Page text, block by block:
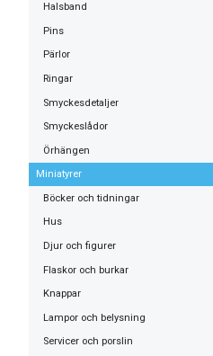
Halsband
Pins
Pärlor
Ringar
Smyckesdetaljer
Smyckeslådor
Örhängen
Miniatyrer
Böcker och tidningar
Hus
Djur och figurer
Flaskor och burkar
Knappar
Lampor och belysning
Servicer och porslin